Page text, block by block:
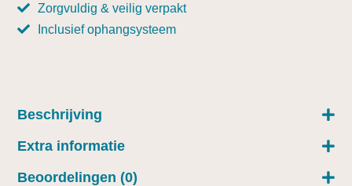
Zorgvuldig & veilig verpakt
Inclusief ophangsysteem
Beschrijving
Extra informatie
Beoordelingen (0)